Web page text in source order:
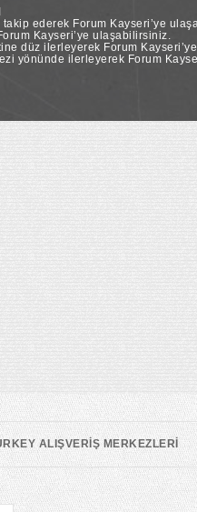
ederek Forum Kayseri’ye
Kayseri’ye ulaşabilirsiniz.
düz ilerleyerek Forum
yönünde ilerleyerek Forum
ALIŞVERİŞ MERKEZLERİ